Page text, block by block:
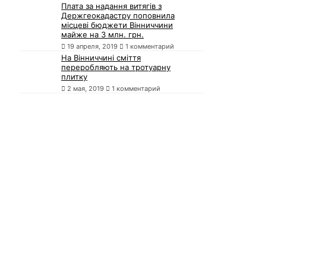
Плата за надання витягів з
Держгеокадастру поповнила
місцеві бюджети Вінниччини
майже на 3 млн. грн.
19 апреля, 2019 1 комментарий
На Вінниччині сміття
переробляють на тротуарну
плитку
2 мая, 2019 1 комментарий